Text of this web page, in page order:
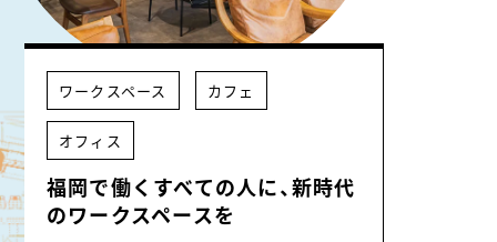
ワークスペース カフェ
オフィス
福岡で働くすべての人に、新時代
のワークスペースを